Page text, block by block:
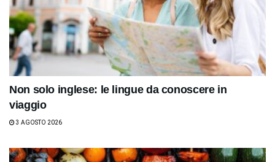
Non solo inglese: le lingue da conoscere in
viaggio
3 AGOSTO 2026